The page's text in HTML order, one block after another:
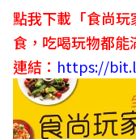
點我下載「食尚
食，吃喝玩物都能
連結： https://